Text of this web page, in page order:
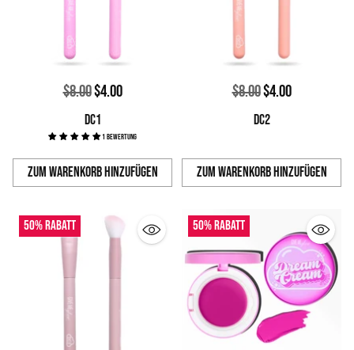
Normaler
Preis
$8.00$4.00
DC1
1 Bewertung
Zum Warenkorb hinzufügen
Anzahl
Normaler
Preis
$8.00$4.00
DC2
Zum Warenkorb hinzufügen
Anzahl
50% Rabatt 50% Rabatt